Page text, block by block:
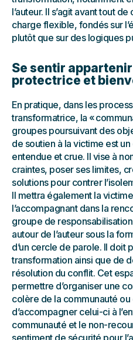
l’auteur. Il s’agit avant tout
charge flexible, fondés sur
plutôt que sur des logiques
Se sentir
protectrice et
En pratique, dans les
transformatrice, la «
groupes poursuivant des
de soutien à la victime est
entendue et crue. Il vise à
craintes, poser ses limites,
solutions pour contrer
Il mettra également la
l’accompagnant dans la
groupe de
autour de l’auteur sous la
d’un cercle de parole. Il doit
transformation ainsi que de
résolution du conflit. Cet
permettre d’organiser une
colère de la communauté
d’accompagner celui-ci à
communauté et le non-